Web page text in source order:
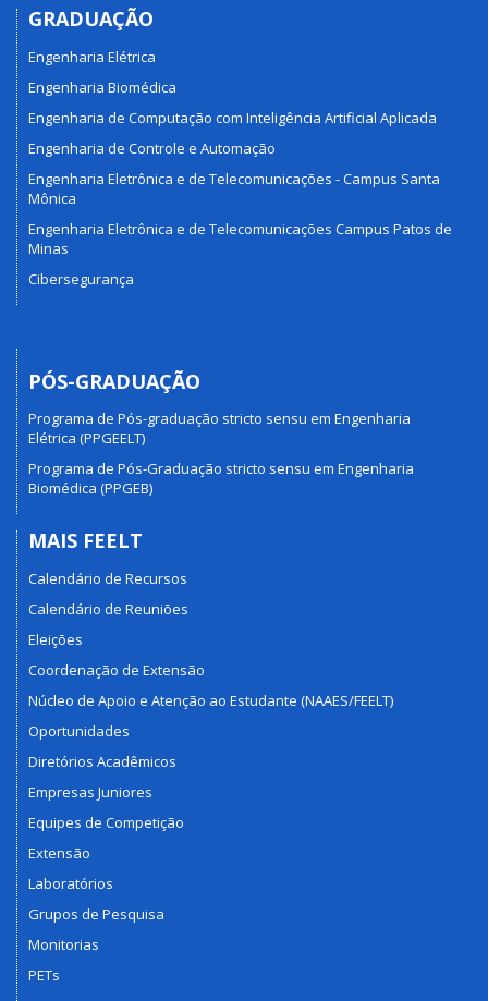
GRADUAÇÃO
Engenharia Elétrica
Engenharia Biomédica
Engenharia de Computação com Inteligência Artificial Aplicada
Engenharia de Controle e Automação
Engenharia Eletrônica e de Telecomunicações - Campus Santa
Mônica
Engenharia Eletrônica e de Telecomunicações Campus Patos de
Minas
Cibersegurança
PÓS-GRADUAÇÃO
Programa de Pós-graduação stricto sensu em Engenharia
Elétrica (PPGEELT)
Programa de Pós-Graduação stricto sensu em Engenharia
Biomédica (PPGEB)
MAIS FEELT
Calendário de Recursos
Calendário de Reuniões
Eleições
Coordenação de Extensão
Núcleo de Apoio e Atenção ao Estudante (NAAES/FEELT)
Oportunidades
Diretórios Acadêmicos
Empresas Juniores
Equipes de Competição
Extensão
Laboratórios
Grupos de Pesquisa
Monitorias
PETs